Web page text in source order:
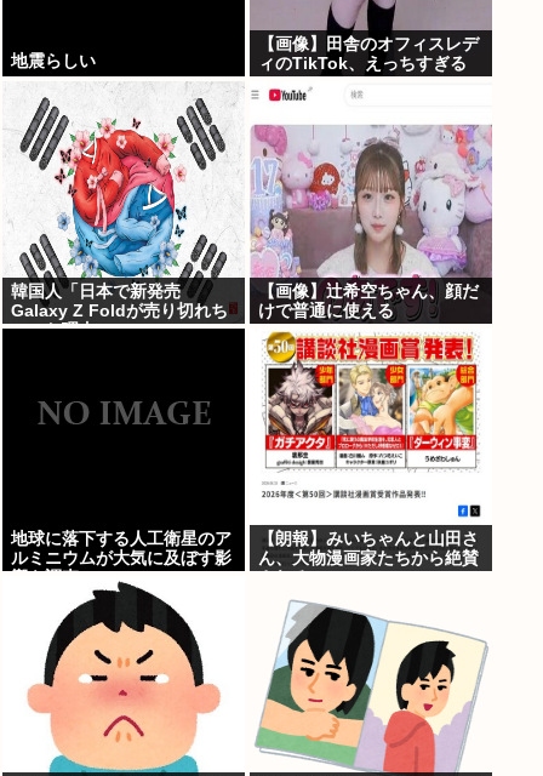
地震らしい
【画像】田舎のオフィスレデ
ィのTikTok、えっちすぎる
韓国人「日本で新発売
Galaxy Z Foldが売り切れち
ゃった理由」
【画像】辻希空ちゃん、顔だ
けで普通に使える
地球に落下する人工衛星のア
ルミニウムが大気に及ぼす影
【朗報】みいちゃんと山田さ
ん、大物漫画家たちから絶賛